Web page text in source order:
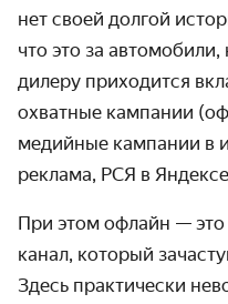
нет своей долгой
что это за
дилеру приходится
охватные кампании
медийные кампании в
реклама, РСЯ в
При этом офлайн —
канал, который
Здесь практически